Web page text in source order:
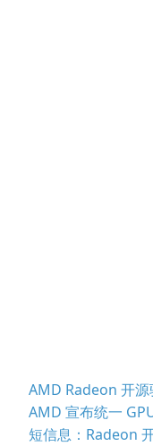
AMD Radeon 开
AMD 宣布统一
短信息：Radeon